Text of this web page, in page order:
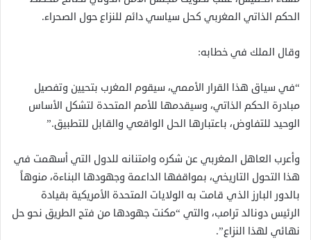
الحكم الذاتي المغربي كحل سياسي دائم للنزاع حول الصحراء.
وقال الملك في خطابه:
“في سياق هذا القرار الأممي، سيقوم المغرب بتحيين وتفصيل
مبادرة الحكم الذاتي، وسيقدمها للأمم المتحدة لتشكل الأساس
الوحيد للتفاوض، باعتبارها الحل الواقعي والقابل للتطبيق.”
وأعرب العاهل المغربي عن شكره وامتنانه للدول التي أسهمت في
هذا التحول التاريخي، بمواقفها الداعمة وجهودها البناءة، منوهاً
بالدور البارز الذي قامت به الولايات المتحدة الأمريكية بقيادة
الرئيس دونالد ترامب، والتي “مكنت جهودها من فتح الطريق نحو حل
نهائي لهذا النزاع”.